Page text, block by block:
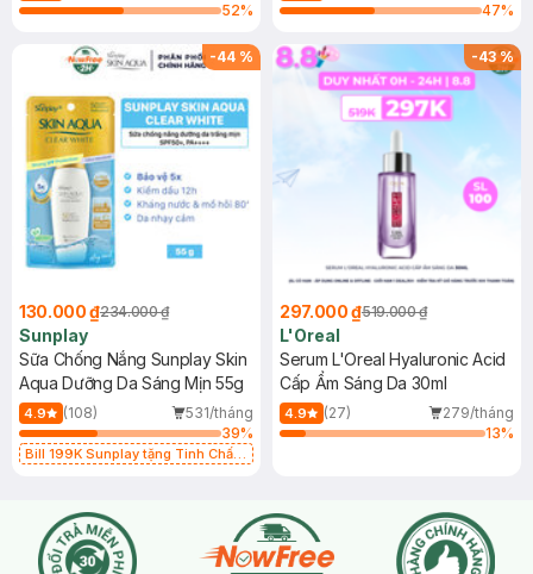
52%
47%
-44 %
130.000 ₫234.000 ₫
Sunplay
Sữa Chống Nắng Sunplay Skin
Aqua Dưỡng Da Sáng Mịn 55g
4.9 (108)
531/tháng
39%
Bill 199K Sunplay tặng Tinh Chất
-43%
297.000 ₫519.000 ₫
L'Oreal
Serum L'Oreal Hyaluronic Acid
Cấp Ẩm Sáng Da 30ml
4.9 (27)
279/tháng
13%